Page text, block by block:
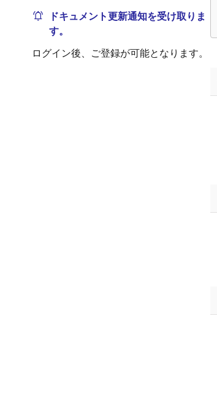
ドキュメント更新通知を受け取りま
す。
ログイン後、ご登録が可能となります。